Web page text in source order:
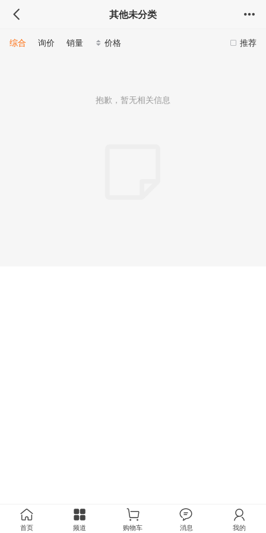
其他未分类
推荐
综合 询价 销量 价格
抱歉，暂无相关信息
首页 频道 购物车 消息 我的